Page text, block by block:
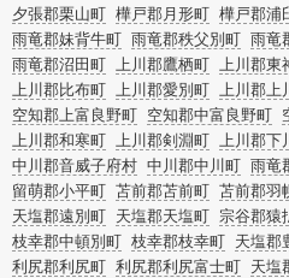
夕張郡栗山町 樺戸郡月形町 樺戸郡浦
雨竜郡妹背牛町 雨竜郡秩父別町 雨竜
雨竜郡沼田町 上川郡鷹栖町 上川郡東
上川郡比布町 上川郡愛別町 上川郡上
空知郡上富良野町 空知郡中富良野町
上川郡和寒町 上川郡剣淵町 上川郡下
中川郡音威子府村 中川郡中川町 雨竜
留萌郡小平町 苫前郡苫前町 苫前郡羽
天塩郡遠別町 天塩郡天塩町 宗谷郡猿
枝幸郡中頓別町 枝幸郡枝幸町 天塩郡
利尻郡利尻町 利尻郡利尻富士町 天塩